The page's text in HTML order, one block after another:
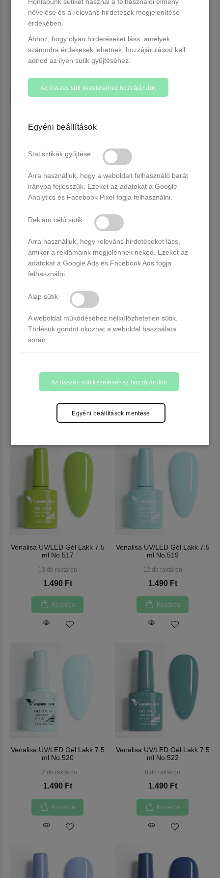
ml No.510
1.490 Ft
Kosárba
Több, mint 20 db raktáron
1.490 Ft
Kosárba
Venalisa UV/LED Gél Lakk 7.5
1.490 Ft
Kosárba
1.490 Ft
Kosárba
Venalisa UV/LED Gél Lakk 7.5
ml No.517
13 db raktáron
1.490 Ft
Kosárba
Venalisa UV/LED Gél Lakk 7.5
ml No.519
12 db raktáron
1.490 Ft
Kosárba
Venalisa UV/LED Gél Lakk 7.5
ml No.520
12 db raktáron
1.490 Ft
Kosárba
Venalisa UV/LED Gél Lakk 7.5
ml No.522
8 db raktáron
1.490 Ft
Kosárba
növelése és a releváns hirdetések megjelenítése
érdekében.
Ahhoz, hogy olyan hirdetéseket láss, amelyek
számodra érdekesek lehetnek, hozzájárulásod kell
adnod az ilyen sütik gyűjtéséhez.
Az összes süti kezeléséhez hozzájárulok
Egyéni beállítások
Statisztikák gyűjtése
Arra használjuk, hogy a weboldalt felhasználó barát
irányba fejlesszük. Ezeket az adatokat a Google
Analytics és Facebook Pixel fogja felhasználni.
Reklám célú sütik
Arra használjuk, hogy releváns hirdetéseket láss,
amikor a reklámaink megjelennek neked. Ezeket az
adatokat a Google Ads és Facebook Ads fogja
felhasználni.
Alap sütik
A weboldal működéséhez nélkülözhetetlen sütik.
Törlésük gondot okozhat a weboldal használata
során
Az összes süti kezeléséhez hozzájárulok
Egyéni beállítások mentése